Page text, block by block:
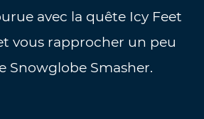
avec la quête Icy Feet
vous rapprocher un peu
Snowglobe Smasher.